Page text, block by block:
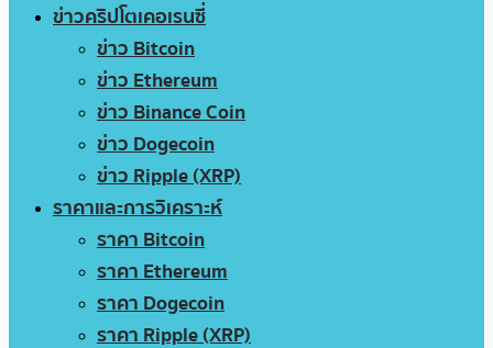
ข่าวคริปโตเคอเรนซี่
ข่าว Bitcoin
ข่าว Ethereum
ข่าว Binance Coin
ข่าว Dogecoin
ข่าว Ripple (XRP)
ราคาและการวิเคราะห์
ราคา Bitcoin
ราคา Ethereum
ราคา Dogecoin
ราคา Ripple (XRP)